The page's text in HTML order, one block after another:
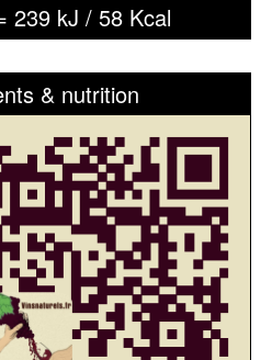
239 kJ / 58 Kcal
& nutrition